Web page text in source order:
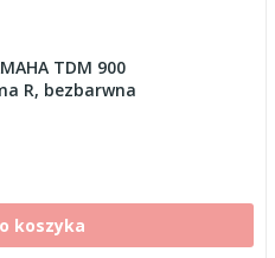
TDM 900
R, bezbarwna
koszyka